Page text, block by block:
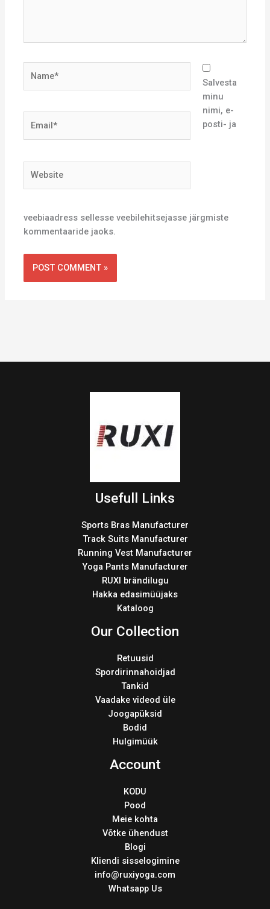
Salvesta
minu
nimi, e-
posti- ja
veebiaadress sellesse veebilehitsejasse järgmiste
kommentaaride jaoks.
Usefull Links
Sports Bras Manufacturer
Track Suits Manufacturer
Running Vest Manufacturer
Yoga Pants Manufacturer
RUXI brändilugu
Hakka edasimüüjaks
Kataloog
Our Collection
Retuusid
Spordirinnahoidjad
Tankid
Vaadake videod üle
Joogapüksid
Bodid
Hulgimüük
Account
KODU
Pood
Meie kohta
Võtke ühendust
Blogi
Kliendi sisselogimine
info@ruxiyoga.com
Whatsapp Us